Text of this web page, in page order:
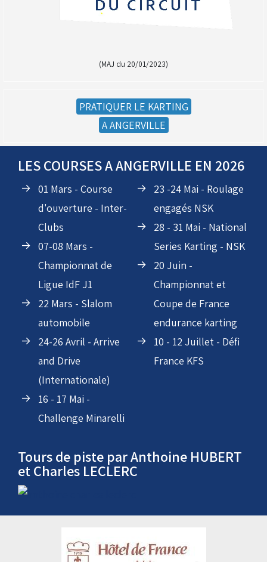
Droit de piste annuel autre club : voir avec le RKO
sur le circuit
(MAJ du 20/01/2023)
A ANGERVILLE
LES COURSES A ANGERVILLE EN 2026
01 Mars - Course
d'ouverture - Inter-
Clubs
07-08 Mars -
Championnat de
Ligue IdF J1
22 Mars - Slalom
automobile
24-26 Avril - Arrive
and Drive
(Internationale)
Challenge Minarelli
23 -24 Mai - Roulage
engagés NSK
28 - 31 Mai - National
Series Karting - NSK
20 Juin -
Championnat et
Coupe de France
endurance karting
Tours de piste par Anthoine HUBERT